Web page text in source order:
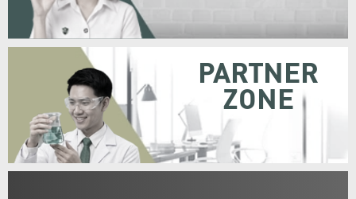
PARTNER
ZONE